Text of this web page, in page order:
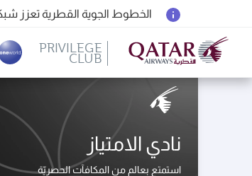
الخطوط الجوية القطرية تعزز شبكة
18 يونيو 2026: تحديثات خاصة باصطحاب الشواحن المحمولة أثناء السفر
6 أغسطس 2026: الخطوط الجوية القطرية تستأنف رحلاتها الجوية إلى البحرين (BAH) وإربيل (EBL) والكويت (KWI)
PRIVILEGE
CLUB
نادي الامتياز
استمتع بعالم من المكافآت الحصريّة